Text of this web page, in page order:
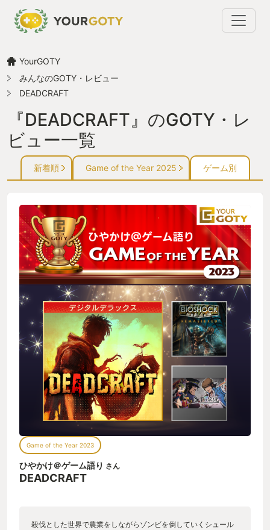
YourGOTY
みんなのGOTY・レビュー
DEADCRAFT
『DEADCRAFT』のGOTY・レ
ビュー一覧
新着順 Game of the Year 2025 ゲーム別
Game of the Year 2023
ひやかけ＠ゲーム語り さん
DEADCRAFT
殺伐とした世界で農業をしながらゾンビを倒していくシュール